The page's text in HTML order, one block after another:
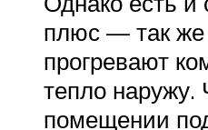
плюс — так же
прогревают
тепло наружу.
помещении